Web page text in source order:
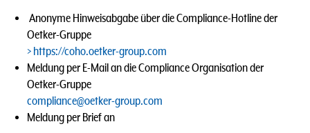
Anonyme Hinweisabgabe über die Compliance-Hotline der
Oetker-Gruppe
https://coho.oetker-group.com
Meldung per E-Mail an die Compliance Organisation der
Oetker-Gruppe
compliance@oetker-group.com
Meldung per Brief an